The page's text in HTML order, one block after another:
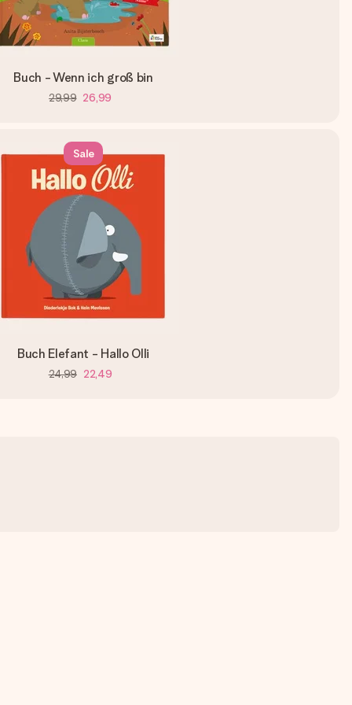
Buch - Wenn ich groß bin
29,99 26,99
Sale
Buch Elefant - Hallo Olli
24,99 22,49